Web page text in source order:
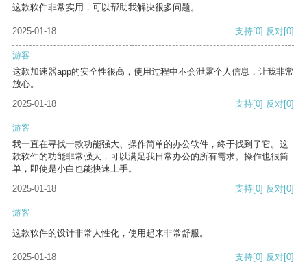
这款软件非常实用，可以帮助我解决很多问题。
2025-01-18 支持[0] 反对[0]
游客
这款加速器app的安全性很高，使用过程中不会泄露个人信息，让我非常
放心。
2025-01-18
支持[0] 反对[0]
游客
我一直在寻找一款功能强大、操作简单的办公软件，终于找到了它。这
款软件的功能非常强大，可以满足我日常办公的所有需求。操作也很简
单，即使是小白也能快速上手。
2025-01-18
支持[0] 反对[0]
游客
这款软件的设计非常人性化，使用起来非常舒服。
2025-01-18 支持[0] 反对[0]